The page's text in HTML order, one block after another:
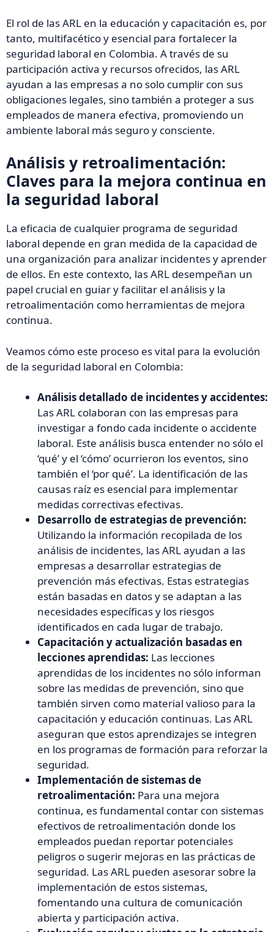
El rol de las ARL en la educación y capacitación es, por
tanto, multifacético y esencial para fortalecer la
seguridad laboral en Colombia. A través de su
participación activa y recursos ofrecidos, las ARL
ayudan a las empresas a no solo cumplir con sus
obligaciones legales, sino también a proteger a sus
empleados de manera efectiva, promoviendo un
ambiente laboral más seguro y consciente.
Análisis y retroalimentación:
Claves para la mejora continua en
la seguridad laboral
La eficacia de cualquier programa de seguridad
laboral depende en gran medida de la capacidad de
una organización para analizar incidentes y aprender
de ellos. En este contexto, las ARL desempeñan un
papel crucial en guiar y facilitar el análisis y la
retroalimentación como herramientas de mejora
continua.
Veamos cómo este proceso es vital para la evolución
de la seguridad laboral en Colombia:
Análisis detallado de incidentes y accidentes:
Las ARL colaboran con las empresas para
investigar a fondo cada incidente o accidente
laboral. Este análisis busca entender no sólo el
‘qué’ y el ‘cómo’ ocurrieron los eventos, sino
también el ‘por qué’. La identificación de las
causas raíz es esencial para implementar
medidas correctivas efectivas.
Desarrollo de estrategias de prevención:
Utilizando la información recopilada de los
análisis de incidentes, las ARL ayudan a las
empresas a desarrollar estrategias de
prevención más efectivas. Estas estrategias
están basadas en datos y se adaptan a las
necesidades específicas y los riesgos
identificados en cada lugar de trabajo.
Capacitación y actualización basadas en
lecciones aprendidas: Las lecciones
aprendidas de los incidentes no sólo informan
sobre las medidas de prevención, sino que
también sirven como material valioso para la
capacitación y educación continuas. Las ARL
aseguran que estos aprendizajes se integren
en los programas de formación para reforzar la
seguridad.
Implementación de sistemas de
retroalimentación: Para una mejora
continua, es fundamental contar con sistemas
efectivos de retroalimentación donde los
empleados puedan reportar potenciales
peligros o sugerir mejoras en las prácticas de
seguridad. Las ARL pueden asesorar sobre la
implementación de estos sistemas,
fomentando una cultura de comunicación
abierta y participación activa.